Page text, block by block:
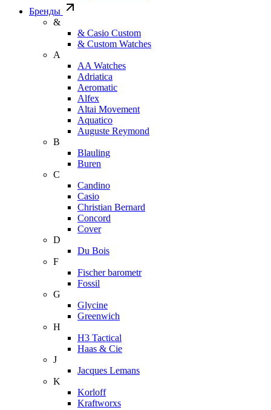
Бренды
&
& Casio Custom
& Custom Watches
A
AA Watches
Adriatica
Aeromatic
Alfex
Altai Movement
Aquatico
Auguste Reymond
B
Blauling
Buren
C
Candino
Casio
Christian Bernard
Concord
Cover
D
Du Bois
F
Fischer barometr
Fossil
G
Glycine
Greenwich
H
H3 Tactical
Haas & Cie
J
Jacques Lemans
K
Korloff
Kraftworxs